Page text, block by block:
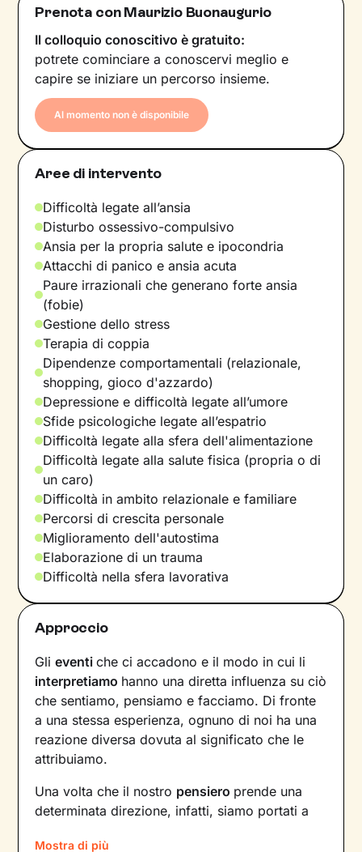
Prenota con Maurizio Buonaugurio
Il colloquio conoscitivo è gratuito:
potrete cominciare a conoscervi meglio e
capire se iniziare un percorso insieme.
Al momento non è disponibile
Aree di intervento
Difficoltà legate all’ansia
Disturbo ossessivo-compulsivo
Ansia per la propria salute e ipocondria
Attacchi di panico e ansia acuta
Paure irrazionali che generano forte ansia
(fobie)
Gestione dello stress
Terapia di coppia
Dipendenze comportamentali (relazionale,
shopping, gioco d'azzardo)
Depressione e difficoltà legate all’umore
Sfide psicologiche legate all’espatrio
Difficoltà legate alla sfera dell'alimentazione
Difficoltà legate alla salute fisica (propria o di
un caro)
Difficoltà in ambito relazionale e familiare
Percorsi di crescita personale
Miglioramento dell'autostima
Elaborazione di un trauma
Difficoltà nella sfera lavorativa
Approccio
Glieventiche ci accadono e il modo in cui li
interpretiamo hanno una diretta influenza su ciò
che sentiamo, pensiamo e facciamo. Di fronte
a una stessa esperienza, ognuno di noi ha una
reazione diversa dovuta al significato che le
attribuiamo.
Una volta che il nostro pensiero prende una
determinata direzione, infatti, siamo portati a
Mostra di più